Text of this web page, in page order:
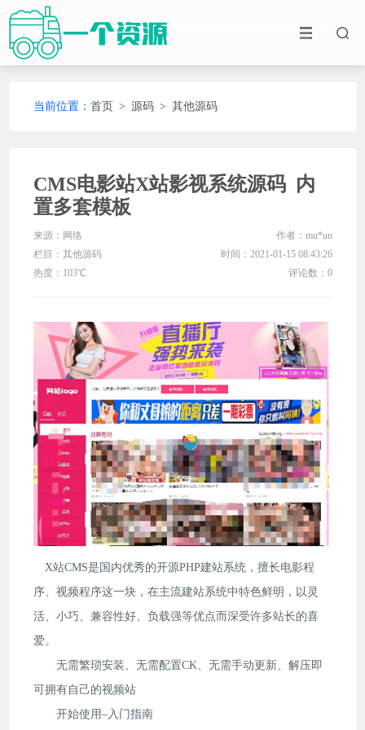
当前位置： 首页 > 源码> 其他源码
CMS电影站X站影视系统源码 内
置多套模板
来源：网络
作者：mu*un
栏目： 其他源码
时间：2021-01-15 08:43:26
热度：103℃
评论数：0
X站CMS是国内优秀的开源PHP建站系统，擅长电影程
序、视频程序这一块，在主流建站系统中特色鲜明，以灵
活、小巧、兼容性好、负载强等优点而深受许多站长的喜
爱。
无需繁琐安装、无需配置CK、无需手动更新、解压即
可拥有自己的视频站
开始使用–入门指南